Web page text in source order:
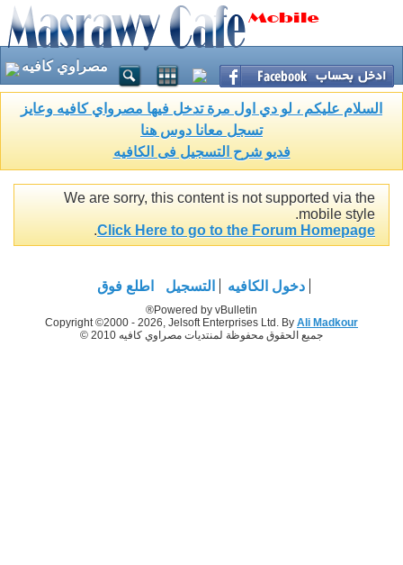
مصراوي كافيه
السلام عليكم ، لو دي اول مرة تدخل فيها مصرواي كافيه وعايز
تسجل معانا دوس هنا
فديو شرح التسجيل فى الكافيه
We are sorry, this content is not supported via the
mobile style.
Click Here to go to the Forum Homepage
.
دخول الكافيه التسجيل اطلع فوق
Powered by vBulletin®
Copyright ©2000 - 2026, Jelsoft Enterprises Ltd. By Ali Madkour
جميع الحقوق محفوظة لمنتديات مصراوي كافيه 2010 ©